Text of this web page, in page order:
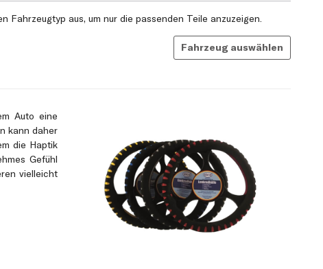
Fahrzeugtyp aus, um nur die passenden Teile anzuzeigen.
Fahrzeug auswählen
Auto eine
kann daher
die Haptik
Gefühl
vielleicht